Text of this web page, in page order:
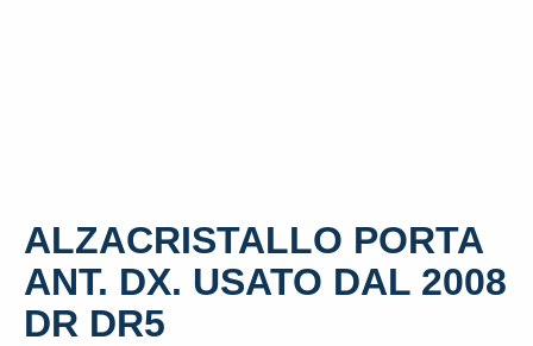
ALZACRISTALLO PORTA
ANT. DX. USATO DAL 2008
DR DR5